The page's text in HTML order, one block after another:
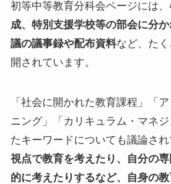
初等中等教育分科会ページには、
成、特別支援学校等の部会に分
議の議事録や配布資料など、た
開されています。
「社会に開かれた教育課程」「
ニング」「カリキュラム・マネ
たキーワードについても議論され
視点で教育を考えたり、自分の
的に考えたりするなど、自身の